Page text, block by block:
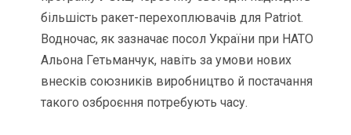
більшість ракет-перехоплювачів для Patriot.
Водночас, як зазначає посол України при НАТО
Альона Гетьманчук, навіть за умови нових
внесків союзників виробництво й постачання
такого озброєння потребують часу.